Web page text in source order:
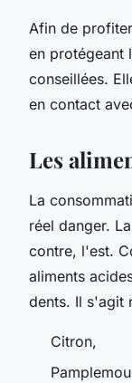
Afin de
en protégeant
conseillées.
en contact
Les
La
réel danger.
contre, l'est.
aliments
dents. Il s'agit
Citron,